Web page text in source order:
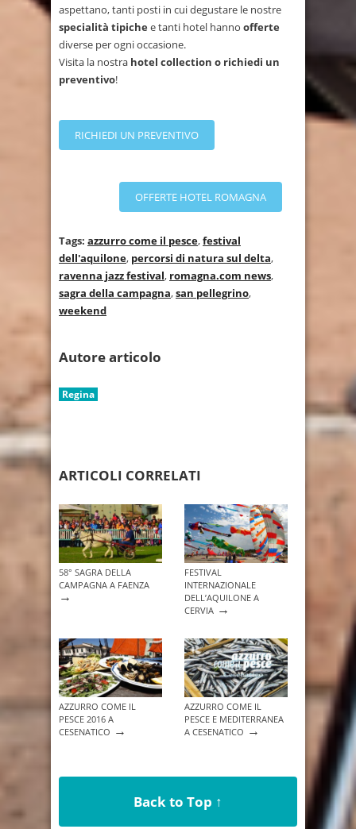
aspettano, tanti posti in cui degustare le nostre
specialità tipiche e tanti hotel hanno offerte
diverse per ogni occasione.
Visita la nostra hotel collection o richiedi un
preventivo!
RICHIEDI UN PREVENTIVO
OFFERTE HOTEL ROMAGNA
Tags: azzurro come il pesce,festival
dell'aquilone, percorsi di natura sul delta,
ravenna jazz festival, romagna.com news,
sagra della campagna,san pellegrino,
weekend
Autore articolo
Regina
ARTICOLI CORRELATI
58° SAGRA DELLA
CAMPAGNA A FAENZA
→
FESTIVAL
INTERNAZIONALE
DELL’AQUILONE A
CERVIA →
AZZURRO COME IL
PESCE 2016 A
CESENATICO →
AZZURRO COME IL
PESCE E MEDITERRANEA
A CESENATICO →
Back to Top ↑